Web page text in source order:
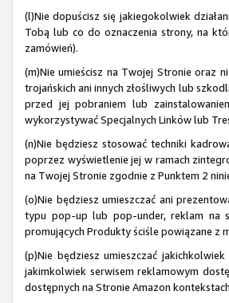
(l)Nie dopuścisz się jakiegokolwiek
Tobą lub co do oznaczenia strony, na
zamówień).
(m)Nie umieścisz na Twojej Stronie oraz
trojańskich ani innych złośliwych lub
przed jej pobraniem lub
wykorzystywać Specjalnych Linków lub
(n)Nie będziesz stosować techniki
poprzez wyświetlenie jej w ramach
na Twojej Stronie zgodnie z Punktem 2
(o)Nie będziesz umieszczać ani
typu pop-up lub pop-under, reklam na
promujących Produkty ściśle powiązane z
(p)Nie będziesz umieszczać
jakimkolwiek serwisem reklamowym
dostępnych na Stronie Amazon